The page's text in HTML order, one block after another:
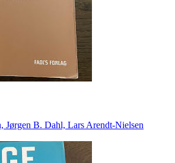
Jørgen B. Dahl, Lars Arendt-Nielsen